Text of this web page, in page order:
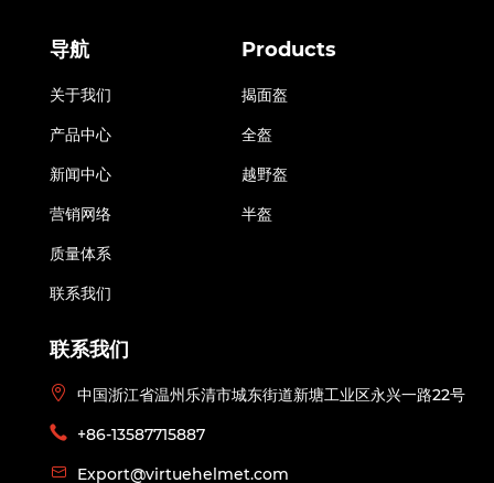
导航
关于我们
产品中心
新闻中心
营销网络
质量体系
联系我们
Products
揭面盔
全盔
越野盔
半盔
联系我们
中国浙江省温州乐清市城东街道新塘工业区永兴一路22号
+86-13587715887
Export@virtuehelmet.com